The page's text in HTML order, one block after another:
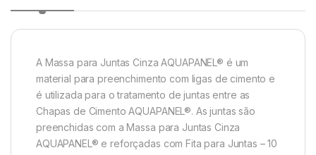
A Massa para Juntas Cinza AQUAPANEL® é um
material para preenchimento com ligas de cimento e
é utilizada para o tratamento de juntas entre as
Chapas de Cimento AQUAPANEL®. As juntas são
preenchidas com a Massa para Juntas Cinza
AQUAPANEL® e reforçadas com Fita para Juntas – 10